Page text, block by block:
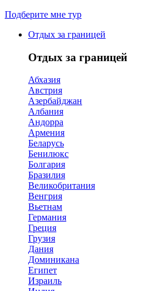
Подберите мне тур
Отдых за границей
Отдых за границей
Абхазия
Австрия
Азербайджан
Албания
Андорра
Армения
Беларусь
Бенилюкс
Болгария
Бразилия
Великобритания
Венгрия
Вьетнам
Германия
Греция
Грузия
Дания
Доминикана
Египет
Израиль